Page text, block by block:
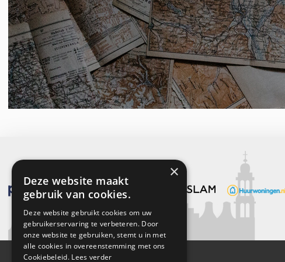
×
Deze website maakt
gebruik van cookies.
Deze website gebruikt cookies om uw
gebruikerservaring te verbeteren. Door
onze website te gebruiken, stemt u in met
alle cookies in overeenstemming met ons
Cookiebeleid. Lees verder